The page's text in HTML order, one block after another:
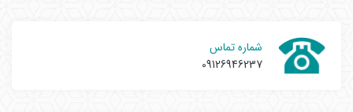
شماره تماس
09126946237